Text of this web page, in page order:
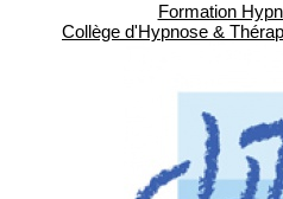
Formation
Collège d'Hypnose &